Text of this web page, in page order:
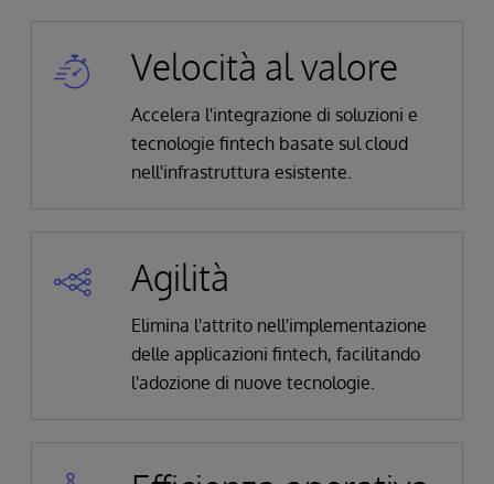
Velocità al valore
Accelera l'integrazione di soluzioni e
tecnologie fintech basate sul cloud
nell'infrastruttura esistente.
Agilità
Elimina l'attrito nell'implementazione
delle applicazioni fintech, facilitando
l'adozione di nuove tecnologie.